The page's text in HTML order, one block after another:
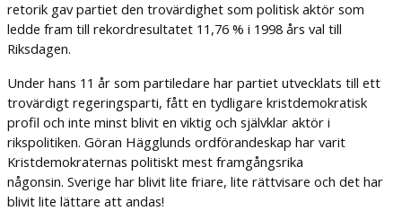
retorik gav partiet den trovärdighet som politisk aktör som
ledde fram till rekordresultatet 11,76 % i 1998 års val till
Riksdagen.
Under hans 11 år som partiledare har partiet utvecklats till ett
trovärdigt regeringsparti, fått en tydligare kristdemokratisk
profil och inte minst blivit en viktig och självklar aktör i
rikspolitiken. Göran Hägglunds ordförandeskap har varit
Kristdemokraternas politiskt mest framgångsrika
någonsin. Sverige har blivit lite friare, lite rättvisare och det har
blivit lite lättare att andas!